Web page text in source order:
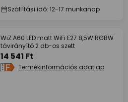
Szállítási idő: 12-17 munkanap
WiZ A60 LED matt WiFi E27 8,5W RGBW
távirányító 2 db-os szett
14 541 Ft
Termékinformációs adatlap